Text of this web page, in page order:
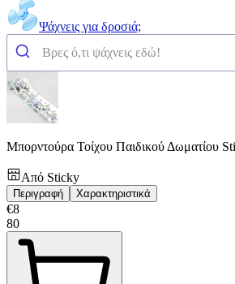
Ψάχνεις για δροσιά;
Μπορντούρα Τοίχου Παιδικού Δωματίου
Από Sticky
Περιγραφή Χαρακτηριστικά
€8
80